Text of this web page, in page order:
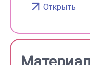
Открыть